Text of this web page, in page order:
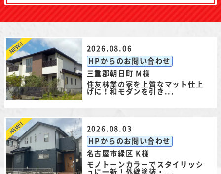
2026.08.06
HPからのお問い合わせ
三重郡朝日町 M様
住友林業の家を上質なマット仕上
げに！和モダンを引き...
2026.08.03
HPからのお問い合わせ
名古屋市緑区 K様
モノトーンカラーでスタイリッシ
ュに一新！外壁塗装・...